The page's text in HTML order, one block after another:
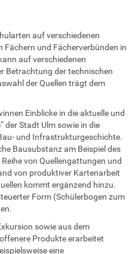
auf verschiedenen
Fächern und Fächerverbünden in
auf verschiedenen
Betrachtung der technischen
der Quellen trägt dem
Einblicke in die aktuelle und
der Stadt Ulm sowie in die
und Infrastrukturgeschichte.
Bausubstanz am Beispiel des
von Quellengattungen und
von produktiver Kartenarbeit
kommt ergänzend hinzu.
Form (Schülerbogen zum
sowie aus dem
Produkte erarbeitet
eine